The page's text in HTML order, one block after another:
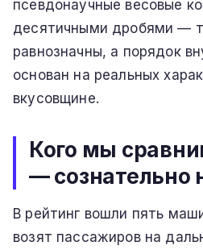
псевдонаучные весовые
десятичными дробями —
равнозначны, а порядок
основан на реальных
вкусовщине.
Кого мы
— сознательно
В рейтинг вошли пять
возят пассажиров на